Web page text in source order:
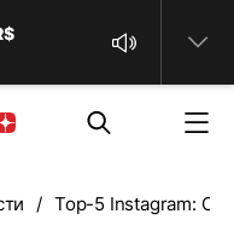
дзен
Top-5 Instagram: